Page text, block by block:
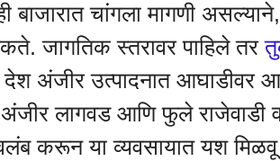
बाजारात चांगला मागणी
जागतिक स्तरावर पाहिले तर
अंजीर उत्पादनात आघाडीवर
लागवड आणि फुले राजेवाडी
करून या व्यवसायात यश